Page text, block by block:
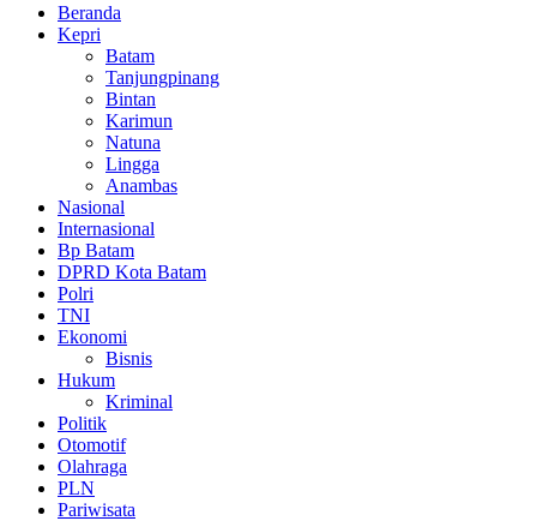
Beranda
Kepri
Batam
Tanjungpinang
Bintan
Karimun
Natuna
Lingga
Anambas
Nasional
Internasional
Bp Batam
DPRD Kota Batam
Polri
TNI
Ekonomi
Bisnis
Hukum
Kriminal
Politik
Otomotif
Olahraga
PLN
Pariwisata